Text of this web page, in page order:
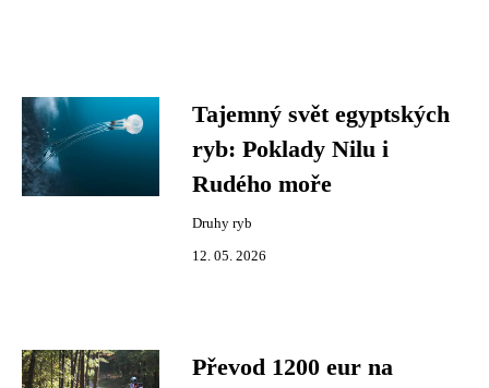
Tajemný svět egyptských
ryb: Poklady Nilu i
Rudého moře
Druhy ryb
12. 05. 2026
Převod 1200 eur na